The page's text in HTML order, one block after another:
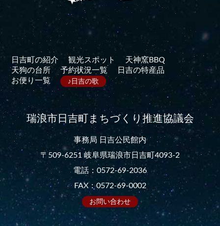
日吉町の紹介 観光スポット
天神窯BBQ
天狗の台所
予約状況一覧
日吉の特産品
お便り一覧
♪日吉の歌
瑞浪市日吉町まちづくり推進協議会
事務局 日吉公民館内
〒509-6251 岐阜県瑞浪市日吉町4093-2
電話：0572-69-2036
FAX：0572-69-0002
お問い合わせ